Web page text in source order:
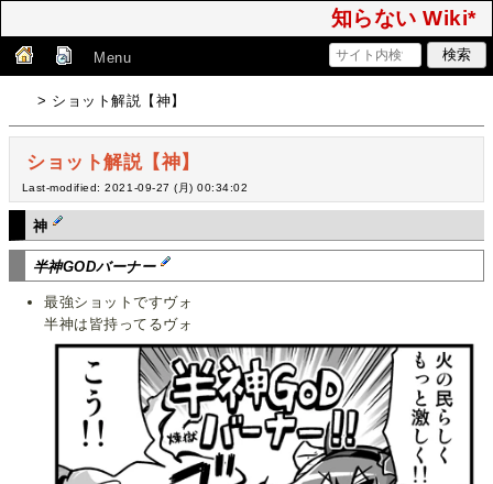
知らない Wiki*
Menu
> ショット解説【神】
ショット解説【神】
Last-modified: 2021-09-27 (月) 00:34:02
神
半神GODバーナー
最強ショットですヴォ
半神は皆持ってるヴォ